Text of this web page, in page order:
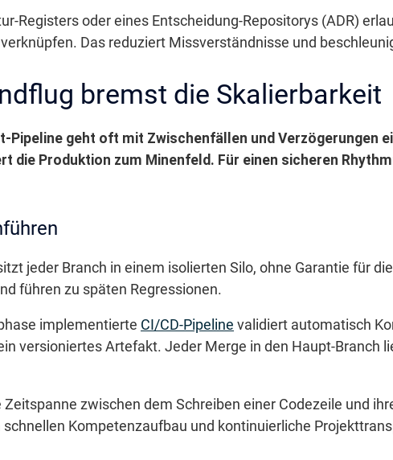
Registers oder eines Entscheidung-Repositorys (ADR)
Das reduziert Missverständnisse und
bremst die Skalierbarkeit
Pipeline geht oft mit Zwischenfällen und Verzögerungen
die Produktion zum Minenfeld. Für einen sicheren
jeder Branch in einem isolierten Silo, ohne Garantie für
führen zu späten Regressionen.
implementierte CI/CD-Pipeline validiert automatisch
versioniertes Artefakt. Jeder Merge in den Haupt-Branch
zwischen dem Schreiben einer Codezeile und
Kompetenzaufbau und kontinuierliche